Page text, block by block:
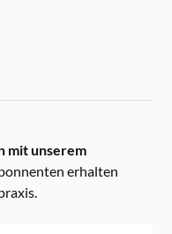
mit unserem
erhalten